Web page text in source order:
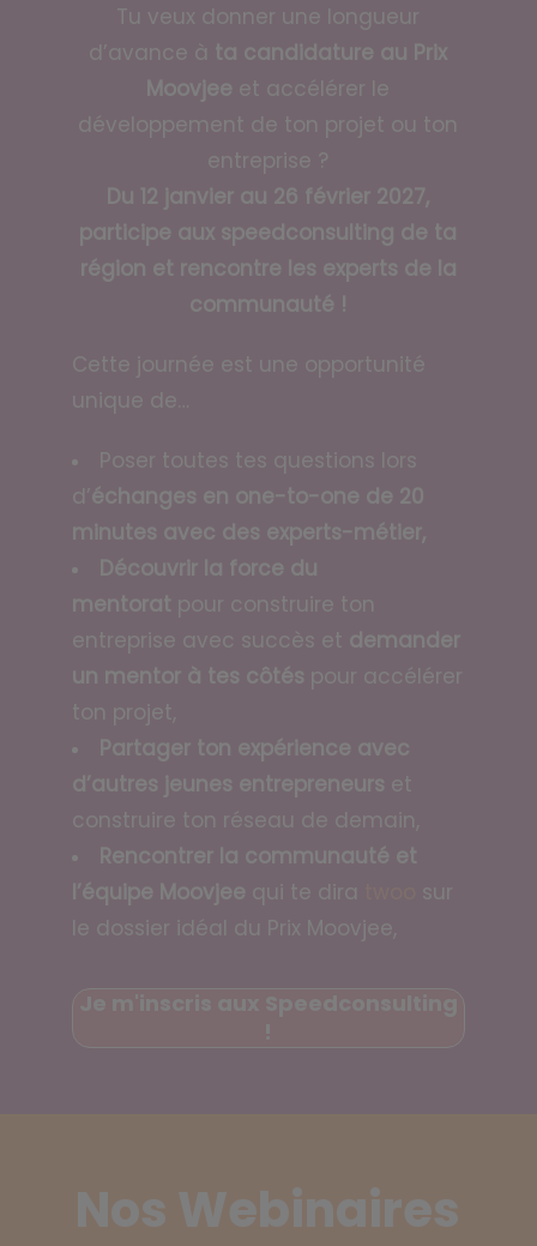
Tu veux donner une longueur
d’avance à ta candidature au Prix
Moovjee et accélérer le
développement de ton projet ou ton
entreprise ?
Du 12 janvier au 26 février 2027,
participe aux speedconsulting de ta
région et rencontre les experts de la
communauté !
Cette journée est une opportunité
unique de…
Poser toutes tes questions lors
d’échanges en one-to-one de 20
minutes avec des experts-métier,
Découvrir la force du
mentorat pour construire ton
entreprise avec succès et demander
un mentor à tes côtés pour accélérer
ton projet,
Partager ton expérience avec
d’autres jeunes entrepreneurs et
construire ton réseau de demain,
Rencontrer la communauté et
l’équipe Moovjee qui te dira
sur
le dossier idéal du Prix Moovjee,
Nos Webinaires